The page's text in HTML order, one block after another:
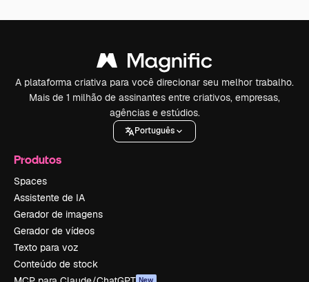
A plataforma criativa para você direcionar seu melhor trabalho.
Mais de 1 milhão de assinantes entre criativos, empresas,
agências e estúdios.
Português
Produtos
Spaces
Assistente de IA
Gerador de imagens
Gerador de vídeos
Texto para voz
Conteúdo de stock
New